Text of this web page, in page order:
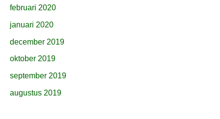
februari 2020
januari 2020
december 2019
oktober 2019
september 2019
augustus 2019